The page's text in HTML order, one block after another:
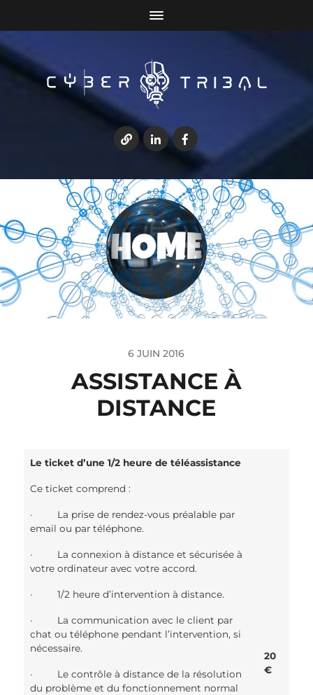
6 JUIN 2016
ASSISTANCE À
DISTANCE
Le ticket d’une 1/2 heure de téléassistance
Ce ticket comprend :
· La prise de rendez-vous préalable par
email ou par téléphone.
· La connexion à distance et sécurisée à
votre ordinateur avec votre accord.
· 1/2 heure d’intervention à distance.
· La communication avec le client par
chat ou téléphone pendant l’intervention, si
nécessaire.
· Le contrôle à distance de la résolution
du problème et du fonctionnement normal
20
€